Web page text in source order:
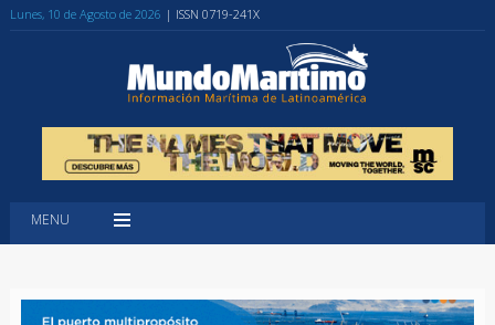
Lunes, 10 de Agosto de 2026 | ISSN 0719-241X
MENU